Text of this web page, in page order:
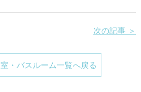
次の記事 ＞
・バスルーム一覧へ戻る